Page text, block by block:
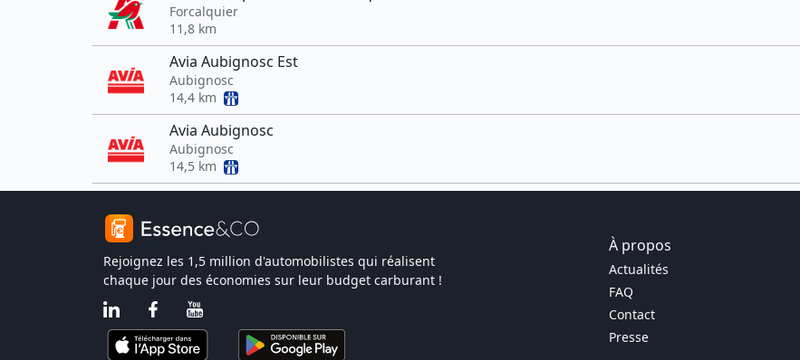
Forcalquier
11,8 km
Avia Aubignosc Est
Aubignosc
14,4 km
Avia Aubignosc
Aubignosc
14,5 km
Rejoignez les 1,5 million d'automobilistes qui réalisent
chaque jour des économies sur leur budget carburant !
À propos
Actualités
FAQ
Contact
Presse